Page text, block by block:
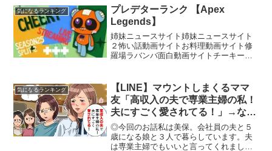
禁じております。BGM : Youtube Audio
...
気になるランキング
プレデターランク 【Apex
Legends】
姉妹ニュースサイト姉妹ニュースサイト
２怖い話動画サイトお料理動画サイト修
羅場ラバンバ面白動画サイトチーキーで
Donation (寄付)はこちら！Supp...
気になるランキング
【LINE】マウントしまくるママ
友「高収入の夫で専業主婦の私！
夫にすごく愛されてる！」→なん
となく疎遠になった後に衝撃の事
実が発覚ｗｗ【スカッとする話】
◎今回のお話私は美保。会社員の夫と５
歳になる娘と３人で暮らしています。夫
は専業主婦でもいいと言ってくれました